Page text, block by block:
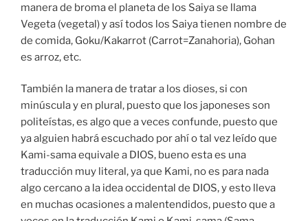
manera de broma el planeta de los Saiya se llama
Vegeta (vegetal) y así todos los Saiya tienen nombre de
de comida, Goku/Kakarrot (Carrot=Zanahoria), Gohan
es arroz, etc.
También la manera de tratar a los dioses, si con
minúscula y en plural, puesto que los japoneses son
politeístas, es algo que a veces confunde, puesto que
ya alguien habrá escuchado por ahí o tal vez leído que
Kami-sama equivale a DIOS, bueno esta es una
traducción muy literal, ya que Kami, no es para nada
algo cercano a la idea occidental de DIOS, y esto lleva
en muchas ocasiones a malentendidos, puesto que a